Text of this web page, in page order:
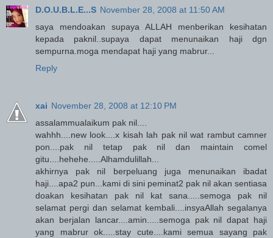
D.O.U.B.L.E...S November 28, 2008 at 11:50 AM
saya mendoakan supaya ALLAH menberikan kesihatan
kepada paknil..supaya dapat menunaikan haji dgn
sempurna.moga mendapat haji yang mabrur...
Reply
xai November 28, 2008 at 12:10 PM
assalammualaikum pak nil....
wahhh....new look....x kisah lah pak nil wat rambut camner
pon....pak nil tetap pak nil dan maintain comel
gitu....hehehe.....Alhamdulillah...
akhirnya pak nil berpeluang juga menunaikan ibadat
haji....apa2 pun...kami di sini peminat2 pak nil akan sentiasa
doakan kesihatan pak nil kat sana.....semoga pak nil
selamat pergi dan selamat kembali....insyaAllah segalanya
akan berjalan lancar....amin.....semoga pak nil dapat haji
yang mabrur ok.....stay cute....kami semua sayang pak